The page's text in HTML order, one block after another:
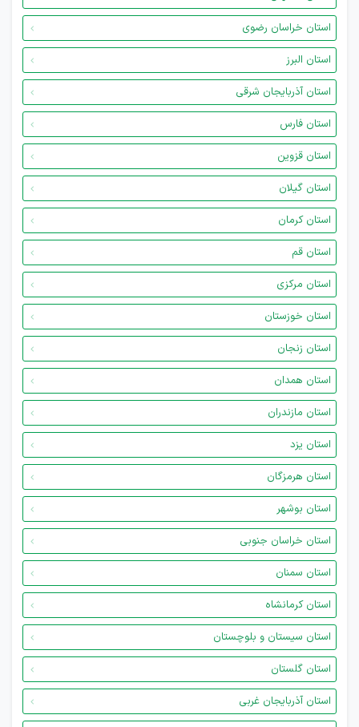
استان خراسان رضوی
استان البرز
استان آذربایجان شرقی
استان فارس
استان قزوین
استان گیلان
استان کرمان
استان قم
استان مرکزی
استان خوزستان
استان زنجان
استان همدان
استان مازندران
استان یزد
استان هرمزگان
استان بوشهر
استان خراسان جنوبی
استان سمنان
استان کرمانشاه
استان سیستان و بلوچستان
استان گلستان
استان آذربایجان غربی